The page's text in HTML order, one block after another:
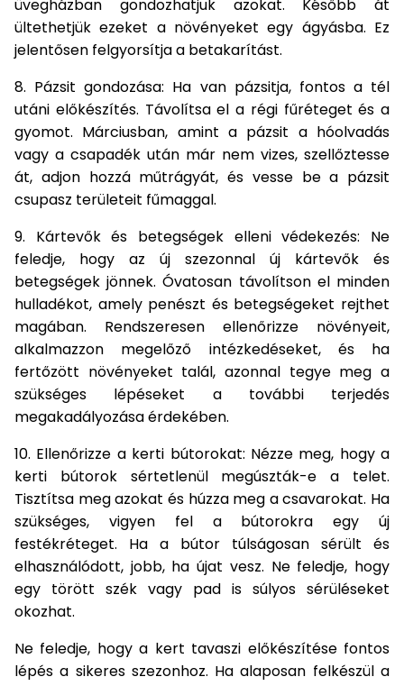
üvegházban gondozhatjuk azokat. Később át
ültethetjük ezeket a növényeket egy ágyásba. Ez
jelentősen felgyorsítja a betakarítást.
8. Pázsit gondozása: Ha van pázsitja, fontos a tél
utáni előkészítés. Távolítsa el a régi fűréteget és a
gyomot. Márciusban, amint a pázsit a hóolvadás
vagy a csapadék után már nem vizes, szellőztesse
át, adjon hozzá műtrágyát, és vesse be a pázsit
csupasz területeit fűmaggal.
9. Kártevők és betegségek elleni védekezés: Ne
feledje, hogy az új szezonnal új kártevők és
betegségek jönnek. Óvatosan távolítson el minden
hulladékot, amely penészt és betegségeket rejthet
magában. Rendszeresen ellenőrizze növényeit,
alkalmazzon megelőző intézkedéseket, és ha
fertőzött növényeket talál, azonnal tegye meg a
szükséges lépéseket a további terjedés
megakadályozása érdekében.
10. Ellenőrizze a kerti bútorokat: Nézze meg, hogy a
kerti bútorok sértetlenül megúszták-e a telet.
Tisztítsa meg azokat és húzza meg a csavarokat. Ha
szükséges, vigyen fel a bútorokra egy új
festékréteget. Ha a bútor túlságosan sérült és
elhasználódott, jobb, ha újat vesz. Ne feledje, hogy
egy törött szék vagy pad is súlyos sérüléseket
okozhat.
Ne feledje, hogy a kert tavaszi előkészítése fontos
lépés a sikeres szezonhoz. Ha alaposan felkészül a